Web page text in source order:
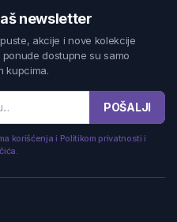
newsletter
akcije i nove kolekcije
dostupne su samo
kupcima.
POŠALJI
korišćenja i Politikom privatnosti i